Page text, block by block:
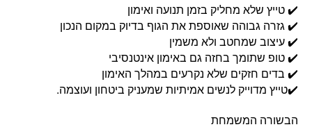
✔️ טייץ שלא מחליק בזמן תנועה ואימון
✔️ גזרה גבוהה שאוספת את הגוף בדיוק במקום הנכון
✔️ עיצוב שמחטב ולא משמין
✔️ טופ שתומך בחזה גם באימון אינטנסיבי
✔️ בדים חזקים שלא נקרעים במהלך האימון
✔️טייץ מדוייק לנשים אמיתיות שמעניק ביטחון ועוצמה.
הבשורה המשמחת